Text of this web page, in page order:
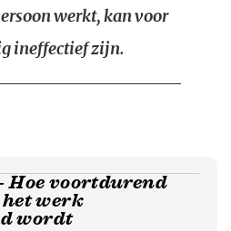
werkt, kan voor
ineffectief zijn.
Hoe voortdurend
werk
wordt